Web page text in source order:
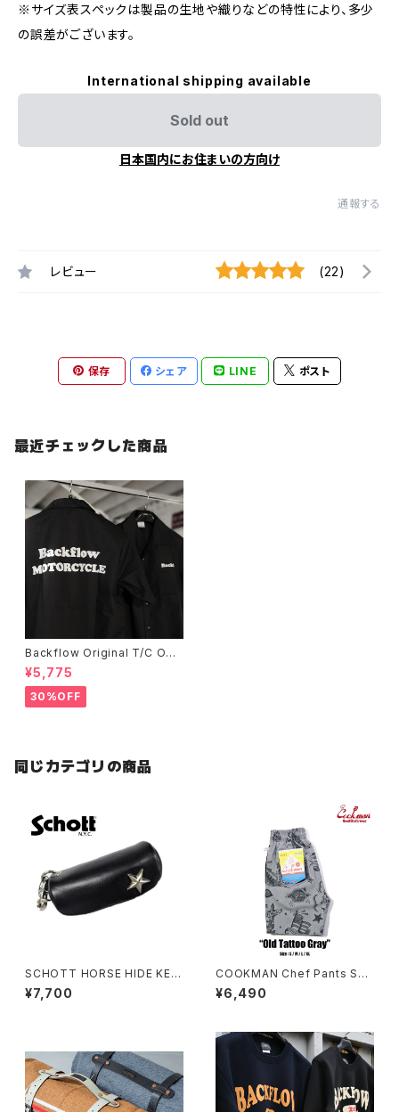
※サイズ表スペックは製品の生地や織りなどの特性により、多少
の誤差がございます。
International shipping available
Sold out
日本国内にお住まいの方向け
通報する
レビュー (22)
保存 シェア LINE ポスト
最近チェックした商品
Backflow Original T/C Ope
n Collar S/S Work Shirt
¥5,775
30%OFF
同じカテゴリの商品
SCHOTT HORSE HIDE KEY
CASE
¥7,700
COOKMAN Chef Pants Sho
rt Old Tattoo Gray
¥6,490